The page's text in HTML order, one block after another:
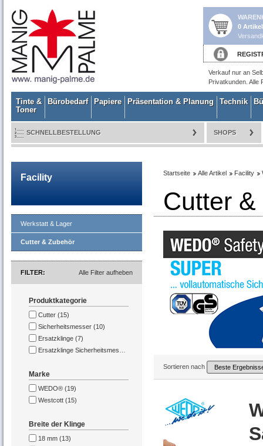
0
Verkauf nur an
Privatkunden. Alle
Tinte &
Toner
Bürobedarf Papiere Präsentation & Planung Technik
SCHNELLBESTELLUNG SHOPS
Facility
Werkstatt & Lager
Cutter & Zubehör
FILTER
Produktkategorie
Cutter (15)
Sicherheitsmesser (10)
Ersatzklinge (7)
Marke
WEDO® (19)
Westcott (15)
Breite der Klinge
18 mm (13)
Alle Filter aufheben
Startseite Alle Artikel Facility
Cutter
Sortieren nach